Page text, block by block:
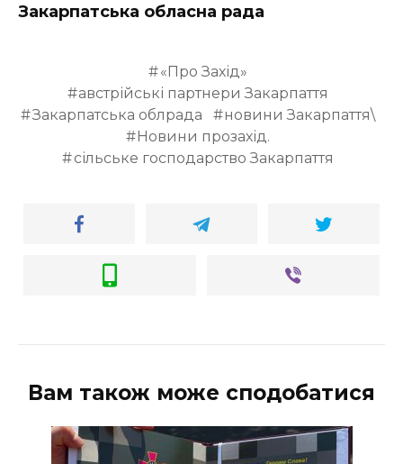
Закарпатська обласна рада
«Про Захід»
австрійські партнери Закарпаття
Закарпатська облрада
новини Закарпаття\
Новини прозахід.
сільське господарство Закарпаття
Вам також може сподобатися